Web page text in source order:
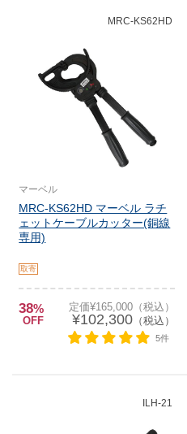
MRC-KS62HD
マーベル
MRC-KS62HD マーベル ラチ
ェットケーブルカッター(銅線
専用)
取寄
38%
OFF
定価¥165,000（税込）
¥102,300（税込）
5件
ILH-21